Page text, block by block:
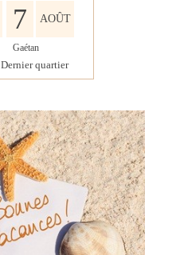
7 AOÛT
Gaétan
Dernier quartier